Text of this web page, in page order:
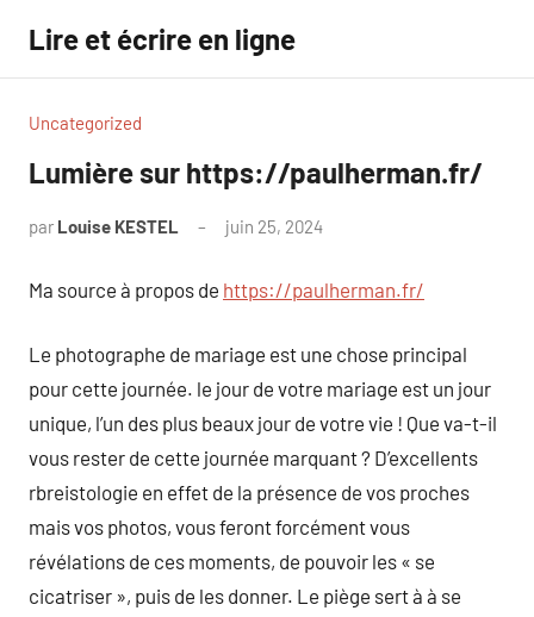
contenu
Lire et écrire en ligne
Uncategorized
Lumière sur https://paulherman.fr/
par Louise KESTEL juin 25, 2024
Ma source à propos de https://paulherman.fr/
Le photographe de mariage est une chose principal
pour cette journée. le jour de votre mariage est un jour
unique, l’un des plus beaux jour de votre vie ! Que va-t-il
vous rester de cette journée marquant ? D’excellents
rbreistologie en effet de la présence de vos proches
mais vos photos, vous feront forcément vous
révélations de ces moments, de pouvoir les « se
cicatriser », puis de les donner. Le piège sert à à se